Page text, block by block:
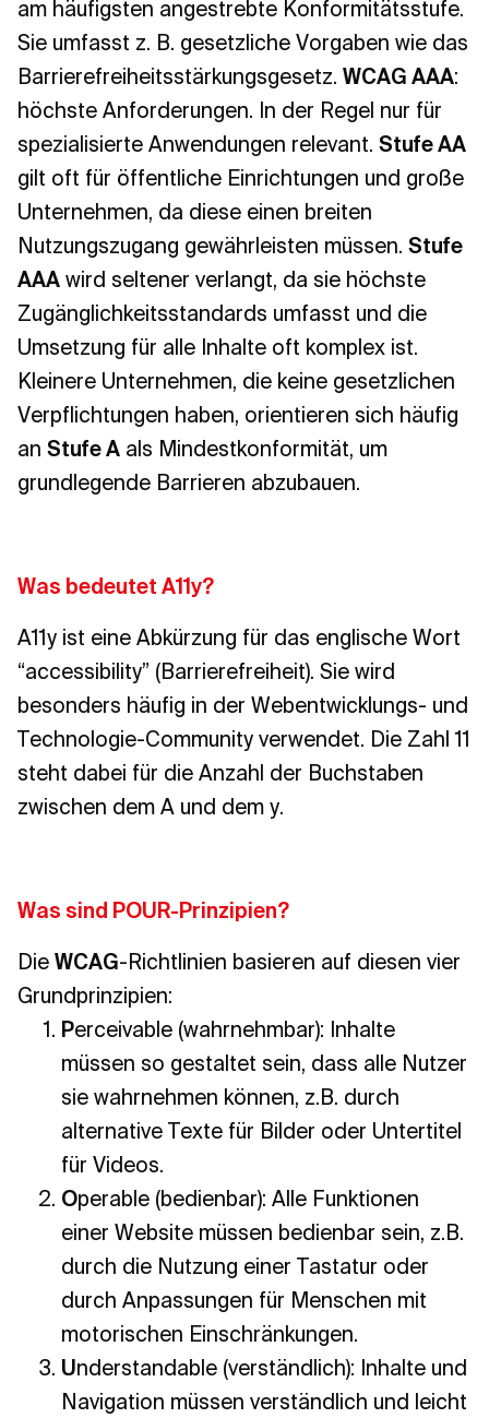
am häufigsten angestrebte Konformitätsstufe.
Sie umfasst z. B. gesetzliche Vorgaben wie das
Barrierefreiheitsstärkungsgesetz. WCAG AAA:
höchste Anforderungen. In der Regel nur für
spezialisierte Anwendungen relevant. Stufe AA
gilt oft für öffentliche Einrichtungen und große
Unternehmen, da diese einen breiten
Nutzungszugang gewährleisten müssen. Stufe
AAA wird seltener verlangt, da sie höchste
Zugänglichkeitsstandards umfasst und die
Umsetzung für alle Inhalte oft komplex ist.
Kleinere Unternehmen, die keine gesetzlichen
Verpflichtungen haben, orientieren sich häufig
an Stufe A als Mindestkonformität, um
grundlegende Barrieren abzubauen.
Was bedeutet A11y?
A11y ist eine Abkürzung für das englische Wort
“accessibility” (Barrierefreiheit). Sie wird
besonders häufig in der Webentwicklungs- und
Technologie-Community verwendet. Die Zahl 11
steht dabei für die Anzahl der Buchstaben
zwischen dem A und dem y.
Was sind POUR-Prinzipien?
Die WCAG-Richtlinien basieren auf diesen vier
Grundprinzipien:
Perceivable (wahrnehmbar): Inhalte
müssen so gestaltet sein, dass alle Nutzer
sie wahrnehmen können, z.B. durch
alternative Texte für Bilder oder Untertitel
für Videos.
Operable (bedienbar): Alle Funktionen
einer Website müssen bedienbar sein, z.B.
durch die Nutzung einer Tastatur oder
durch Anpassungen für Menschen mit
motorischen Einschränkungen.
Understandable (verständlich): Inhalte und
Navigation müssen verständlich und leicht